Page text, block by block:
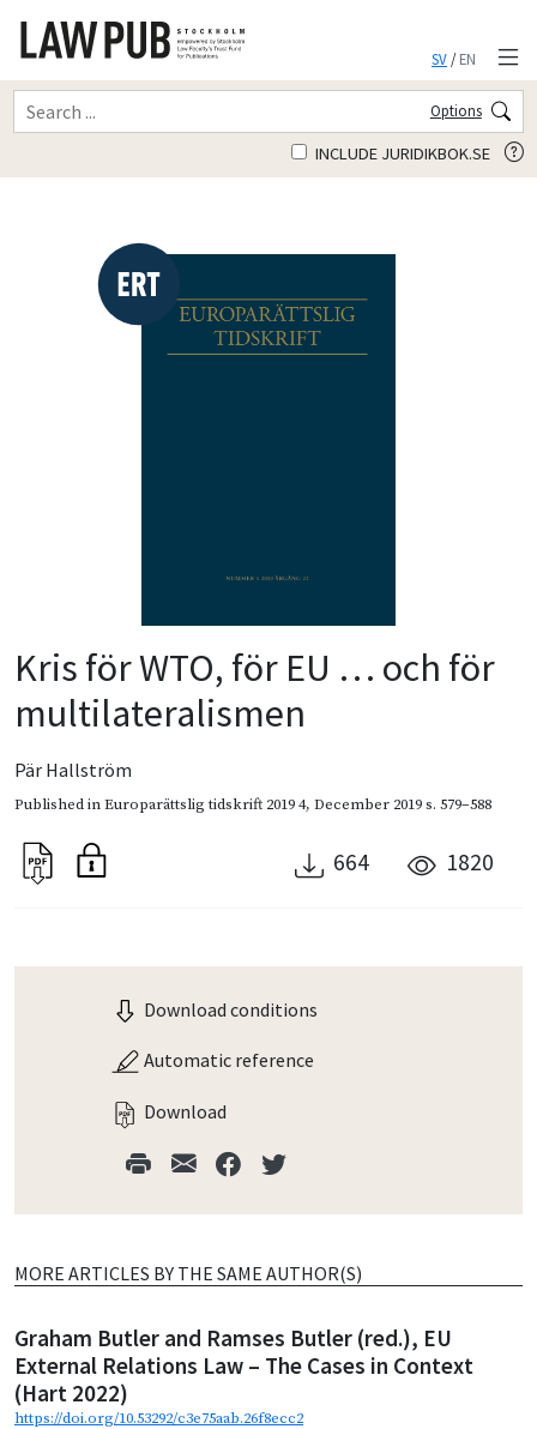
SV/EN
Options
INCLUDE JURIDIKBOK.SE
Kris för WTO, för EU … och för
multilateralismen
Pär Hallström
Published inEuroparättslig tidskrift 2019 4, December 2019s. 579–588
664 1820
Download conditions
Automatic reference
Download
MORE ARTICLES BY THE SAME AUTHOR(S)
Graham Butler and Ramses Butler (red.), EU
External Relations Law – The Cases in Context
(Hart 2022)
https://doi.org/10.53292/c3e75aab.26f8ecc2